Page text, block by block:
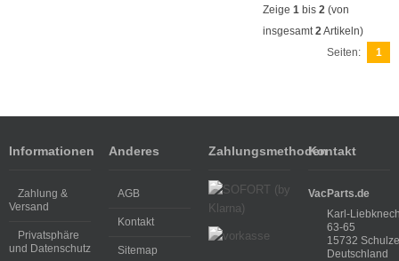
Zeige 1 bis 2 (von
insgesamt2Artikeln)
Seiten:
1
Informationen
Zahlung &
Versand
Privatsphäre
und Datenschutz
Anderes
AGB
Kontakt
Sitemap
ZahlungsmethodenKontakt
VacParts.de
Karl-
63-65
15732
Deutschland